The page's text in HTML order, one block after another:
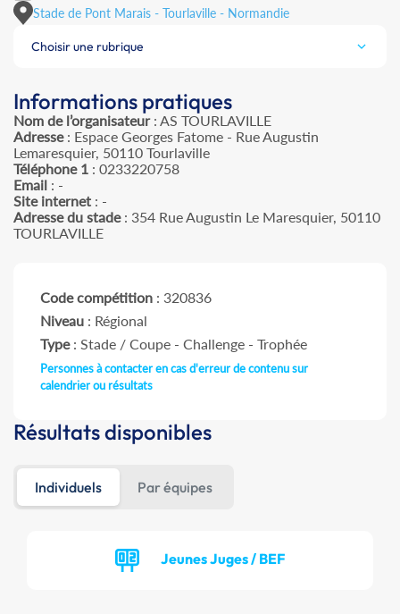
Stade de Pont Marais - Tourlaville - Normandie
Choisir une rubrique
Informations pratiques
Nom de l’organisateur: AS TOURLAVILLE
Adresse: Espace Georges Fatome - Rue Augustin
Lemaresquier, 50110 Tourlaville
Téléphone 1 : 0233220758
Email : -
Site internet : -
Adresse du stade: 354 Rue Augustin Le Maresquier, 50110
TOURLAVILLE
Code compétition : 320836
Niveau : Régional
Type: Stade / Coupe - Challenge - Trophée
Personnes à contacter en cas d'erreur de contenu sur
calendrier ou résultats
Résultats disponibles
Individuels Par équipes
Jeunes Juges / BEF